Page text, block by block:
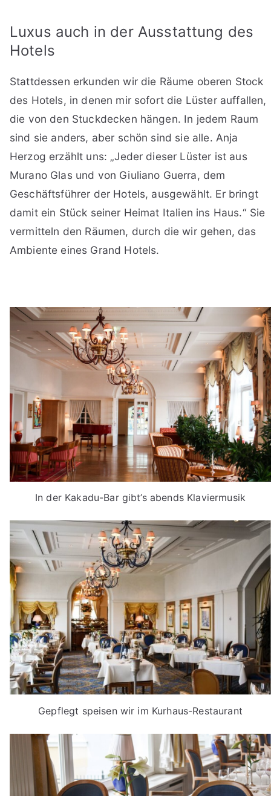
Luxus auch in der Ausstattung des
Hotels
Stattdessen erkunden wir die Räume oberen Stock
des Hotels, in denen mir sofort die Lüster auffallen,
die von den Stuckdecken hängen. In jedem Raum
sind sie anders, aber schön sind sie alle. Anja
Herzog erzählt uns: „Jeder dieser Lüster ist aus
Murano Glas und von Giuliano Guerra, dem
Geschäftsführer der Hotels, ausgewählt. Er bringt
damit ein Stück seiner Heimat Italien ins Haus.“ Sie
vermitteln den Räumen, durch die wir gehen, das
Ambiente eines Grand Hotels.
In der Kakadu-Bar gibt’s abends Klaviermusik
Gepflegt speisen wir im Kurhaus-Restaurant